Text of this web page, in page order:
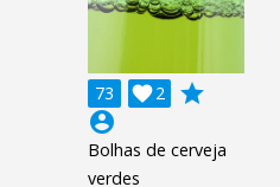
73 2

grade
account_circle
Bolhas de cerveja
verdes